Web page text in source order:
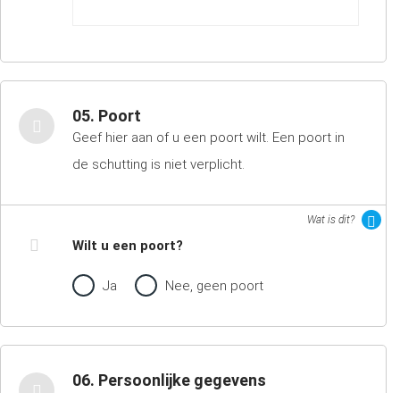
05. Poort
Geef hier aan of u een poort wilt. Een poort in
de schutting is niet verplicht.
Wat is dit?
Wilt u een poort?
Ja Nee, geen poort
06. Persoonlijke gegevens